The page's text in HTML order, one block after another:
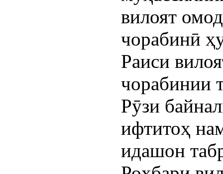
вилоят
чорабинӣ
Раиси
чорабинии
Рӯзи
ифтитоҳ
идашон